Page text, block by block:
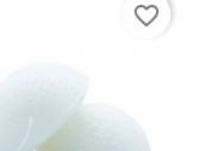
favorite_border